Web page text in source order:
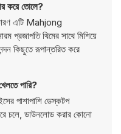
করে তোলে?
এটি Mahjong
থিমের সাথে মিশিয়ে
কিছুতে রূপান্তরিত করে
পারি?
পাশাপাশি ডেস্কটপ
চলে, ডাউনলোড করার কোনো